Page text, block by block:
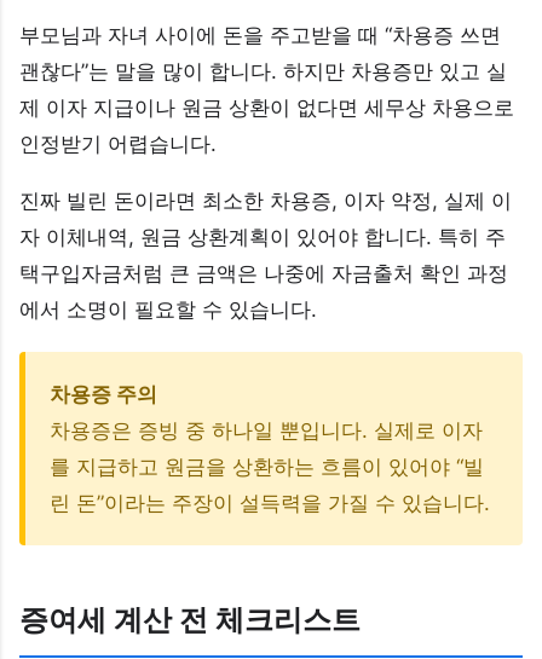
부모님과 자녀 사이에 돈을 주고받을 때 “차용증 쓰면
괜찮다”는 말을 많이 합니다. 하지만 차용증만 있고 실
제 이자 지급이나 원금 상환이 없다면 세무상 차용으로
인정받기 어렵습니다.
진짜 빌린 돈이라면 최소한 차용증, 이자 약정, 실제 이
자 이체내역, 원금 상환계획이 있어야 합니다. 특히 주
택구입자금처럼 큰 금액은 나중에 자금출처 확인 과정
에서 소명이 필요할 수 있습니다.
차용증 주의
차용증은 증빙 중 하나일 뿐입니다. 실제로 이자
를 지급하고 원금을 상환하는 흐름이 있어야 “빌
린 돈”이라는 주장이 설득력을 가질 수 있습니다.
증여세 계산 전 체크리스트